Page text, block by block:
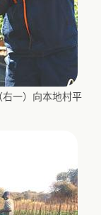
一）向本地村平